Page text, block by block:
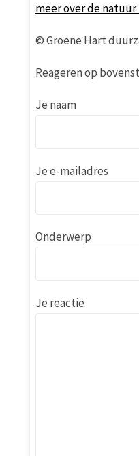
meer over de natuur
© Groene Hart
Reageren op
Je naam
Je e-mailadres
Onderwerp
Je reactie